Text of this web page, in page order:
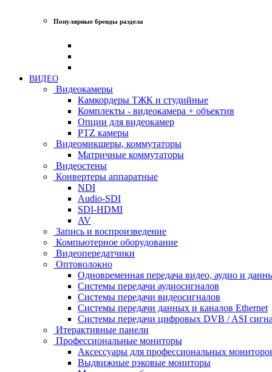
Популярные бренды раздела
ВИДЕО
Видеокамеры
Камкордеры ТЖК и студийные
Комплекты - видеокамера + объектив
Опции для видеокамер
PTZ камеры
Видеомикшеры, коммутаторы
Матричные коммутаторы
Видеостены
Конвертеры аппаратные
NDI
Audio-SDI
SDI-HDMI
AV
Запись и воспроизведение
Компьютерное оборудование
Видеопередатчики
Оптоволокно
Одновременная передача видео, аудио и
Системы передачи аудиосигналов
Системы передачи видеосигналов
Системы передачи данных и каналов Ethernet
Системы передачи цифровых DVB / ASI
Итерактивные панели
Профессиональные мониторы
Аксессуары для профессиональных
Выдвижные рэковые мониторы